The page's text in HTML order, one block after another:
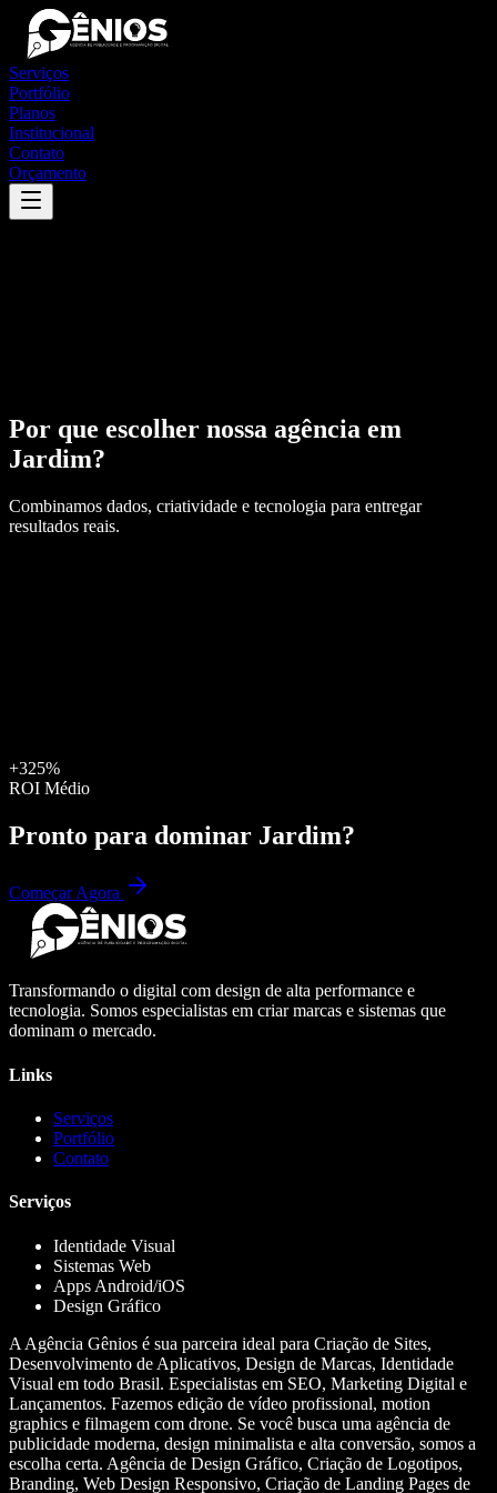
Serviços
Portfólio
Planos
Institucional
Contato
Orçamento
Por que escolher nossa agência em
Jardim?
Combinamos dados, criatividade e tecnologia para entregar
resultados reais.
+325%
ROI Médio
Pronto para dominar Jardim?
Começar Agora
Transformando o digital com design de alta performance e
tecnologia. Somos especialistas em criar marcas e sistemas que
dominam o mercado.
Links
Serviços
Portfólio
Contato
Serviços
Identidade Visual
Sistemas Web
Apps Android/iOS
Design Gráfico
A Agência Gênios é sua parceira ideal para Criação de Sites,
Desenvolvimento de Aplicativos, Design de Marcas, Identidade
Visual em todo Brasil. Especialistas em SEO, Marketing Digital e
Lançamentos. Fazemos edição de vídeo profissional, motion
graphics e filmagem com drone. Se você busca uma agência de
publicidade moderna, design minimalista e alta conversão, somos a
escolha certa. Agência de Design Gráfico, Criação de Logotipos,
Branding, Web Design Responsivo, Criação de Landing Pages de